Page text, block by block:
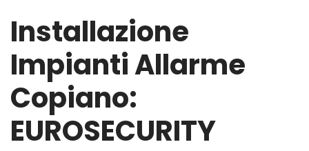
Installazione
Impianti Allarme
Copiano:
EUROSECURITY